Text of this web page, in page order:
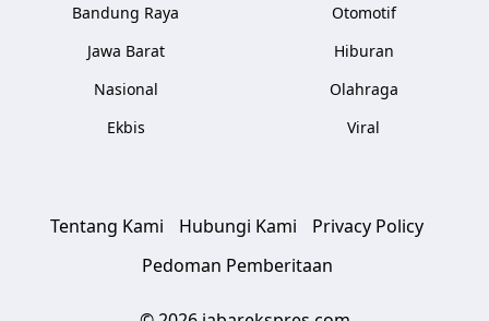
Bandung Raya
Jawa Barat
Nasional
Ekbis
Otomotif
Hiburan
Olahraga
Viral
Tentang Kami Hubungi Kami
Privacy Policy
Pedoman Pemberitaan